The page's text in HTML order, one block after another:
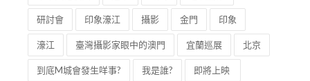
研討會 印象濠江 攝影 金門 印象
濠江 臺灣攝影家眼中的澳門 宜蘭巡展 北京
到底M城會發生咩事? 我是誰? 即將上映